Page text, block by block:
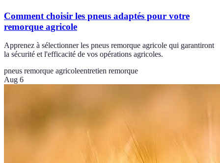
Comment choisir les pneus adaptés pour votre
remorque agricole
Apprenez à sélectionner les pneus remorque agricole qui garantiront
la sécurité et l'efficacité de vos opérations agricoles.
pneus remorque agricoleentretien remorque
Aug 6